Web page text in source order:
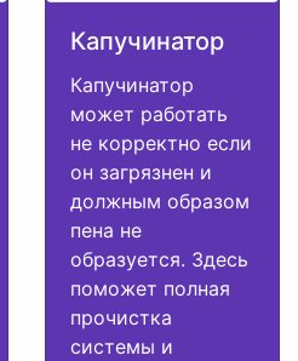
Капучинатор
Капучинатор
может работать
не корректно если
он загрязнен и
должным образом
пена не
образуется. Здесь
поможет полная
прочистка
системы и